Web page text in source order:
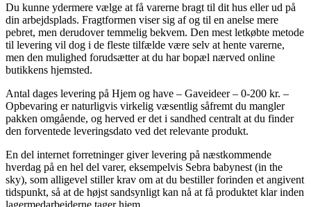
Du kunne ydermere vælge at få varerne bragt til dit hus eller ud på
din arbejdsplads. Fragtformen viser sig af og til en anelse mere
pebret, men derudover temmelig bekvem. Den mest letkøbte metode
til levering vil dog i de fleste tilfælde være selv at hente varerne,
men den mulighed forudsætter at du har bopæl nærved online
butikkens hjemsted.
Antal dages levering på Hjem og have – Gaveideer – 0-200 kr. –
Opbevaring er naturligvis virkelig væsentlig såfremt du mangler
pakken omgående, og herved er det i sandhed centralt at du finder
den forventede leveringsdato ved det relevante produkt.
En del internet forretninger giver levering på næstkommende
hverdag på en hel del varer, eksempelvis Sebra babynest (in the
sky), som alligevel stiller krav om at du bestiller forinden et angivent
tidspunkt, så at de højst sandsynligt kan nå at få produktet klar inden
lagermedarbejderne tager hjem.